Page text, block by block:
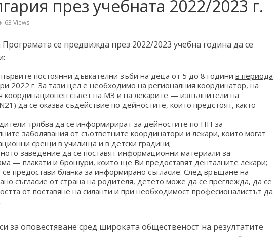
през учебната 2022/2023 г.
63 Views
се предвижда през 2022/2023 учебна година да се
постоянни дъвкателни зъби на деца от 5 до 8 години в периода
2022 г. За тази цел е необходимо на регионалния координатор, на
координационен съвет на МЗ и на лекарите — изпълнители на
да се оказва съдействие по дейностите, които предстоят, както
трябва да се информирират за дейностите по НП за
заболявания от съответните координатори и лекари, които могат
срещи в училища и в детски градини;
заведение да се поставят информационни материали за
— плакати и брошури, които ще Ви предоставят денталните лекари;
предостави бланка за информирано съгласие. След връщане на
съгласие от страна на родителя, детето може да се преглежда, да се
от поставяне на силанти и при необходимост професионалистът да
за оповестяване сред широката общественост на резултатите